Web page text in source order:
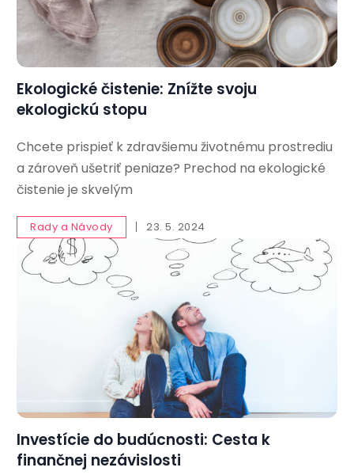
Ekologické čistenie: Znížte svoju
ekologickú stopu
Chcete prispieť k zdravšiemu životnému prostrediu
a zároveň ušetriť peniaze? Prechod na ekologické
čistenie je skvelým
Rady a Návody 23. 5. 2024
Investície do budúcnosti: Cesta k
finančnej nezávislosti